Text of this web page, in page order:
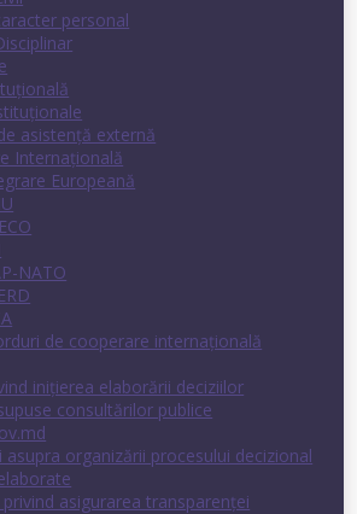
personal
asistenţă externă
Internaţională
Europeană
NATO
de cooperare internaţională
inițierea elaborării deciziilor
consultărilor publice
asupra organizării procesului decizional
asigurarea transparenţei